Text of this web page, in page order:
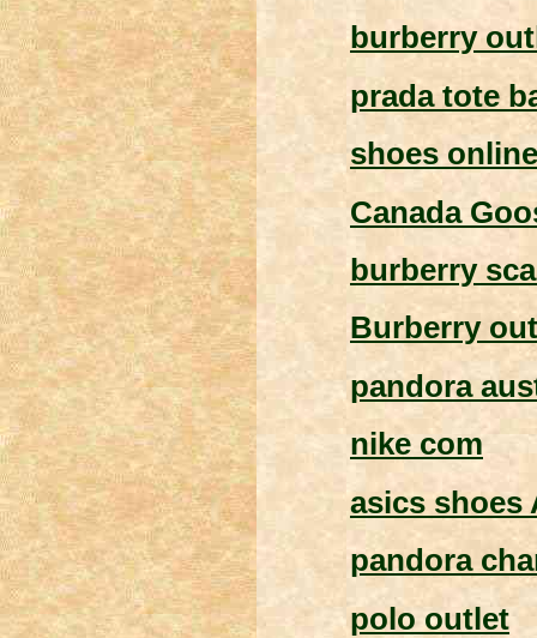
burberry
prada tote
shoes online
Canada
burberry
Burberry
pandora
nike com
asics shoes
pandora
polo outlet